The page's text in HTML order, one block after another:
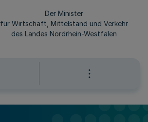
Der Minister
für Wirtschaft, Mittelstand und Verkehr
des Landes Nordrhein-Westfalen